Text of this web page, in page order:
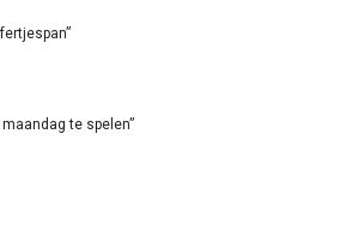
te spelen”